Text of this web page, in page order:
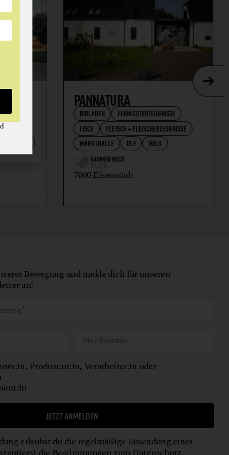
PANNATURA
BIOLADEN
FEINKOSTERZEUGNISSE
FISCH
FLEISCH + FLEISCHERZEUGNISSE
MARKTHALLE
ÖLE WILD
7000 Eisenstadt
Bewegung und melde dich für unseren
an!
Produzent:in, Verarbeiter:in oder
JETZT ANMELDEN
erlaubst du die regelmäßige Zusendung eines